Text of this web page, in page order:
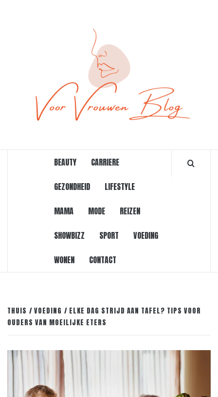
BEAUTY CARRIERE
GEZONDHEID LIFESTYLE
MAMA MODE REIZEN
SHOWBIZZ SPORT VOEDING
WONEN CONTACT
THUIS VOEDING
ELKE DAG STRIJD AAN TAFEL? TIPS VOOR
OUDERS VAN MOEILIJKE ETERS